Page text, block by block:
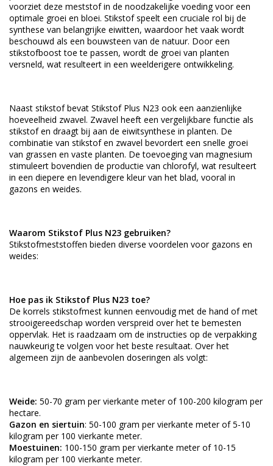
voorziet deze meststof in de noodzakelijke voeding voor een
optimale groei en bloei. Stikstof speelt een cruciale rol bij de
synthese van belangrijke eiwitten, waardoor het vaak wordt
beschouwd als een bouwsteen van de natuur. Door een
stikstofboost toe te passen, wordt de groei van planten
versneld, wat resulteert in een weelderigere ontwikkeling.
Naast stikstof bevat Stikstof Plus N23 ook een aanzienlijke
hoeveelheid zwavel. Zwavel heeft een vergelijkbare functie als
stikstof en draagt bij aan de eiwitsynthese in planten. De
combinatie van stikstof en zwavel bevordert een snelle groei
van grassen en vaste planten. De toevoeging van magnesium
stimuleert bovendien de productie van chlorofyl, wat resulteert
in een diepere en levendigere kleur van het blad, vooral in
gazons en weides.
Waarom Stikstof Plus N23 gebruiken?
Stikstofmeststoffen bieden diverse voordelen voor gazons en
weides:
Hoe pas ik Stikstof Plus N23 toe?
De korrels stikstofmest kunnen eenvoudig met de hand of met
strooigereedschap worden verspreid over het te bemesten
oppervlak. Het is raadzaam om de instructies op de verpakking
nauwkeurig te volgen voor het beste resultaat. Over het
algemeen zijn de aanbevolen doseringen als volgt:
Weide: 50-70 gram per vierkante meter of 100-200 kilogram per
hectare.
Gazon en siertuin: 50-100 gram per vierkante meter of 5-10
kilogram per 100 vierkante meter.
Moestuinen: 100-150 gram per vierkante meter of 10-15
kilogram per 100 vierkante meter.